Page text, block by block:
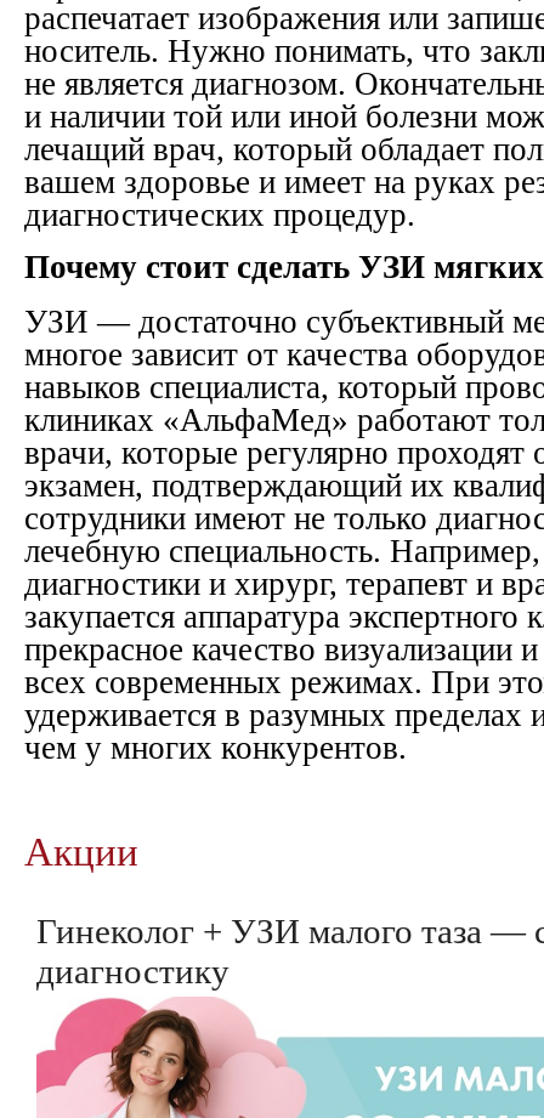
распечатает изображения или
носитель. Нужно понимать, что
не является диагнозом.
и наличии той или иной болезни
лечащий врач, который обладает
вашем здоровье и имеет на руках
диагностических процедур.
Почему стоит сделать УЗИ
УЗИ — достаточно субъективный
многое зависит от качества
навыков специалиста, который
клиниках «АльфаМед» работают
врачи, которые регулярно проходят
экзамен, подтверждающий их
сотрудники имеют не только
лечебную специальность. Например,
диагностики и хирург, терапевт и
закупается аппаратура
прекрасное качество визуализации
всех современных режимах. При
удерживается в разумных пределах
чем у многих конкурентов.
Акции
Гинеколог + УЗИ малого таза —
диагностику